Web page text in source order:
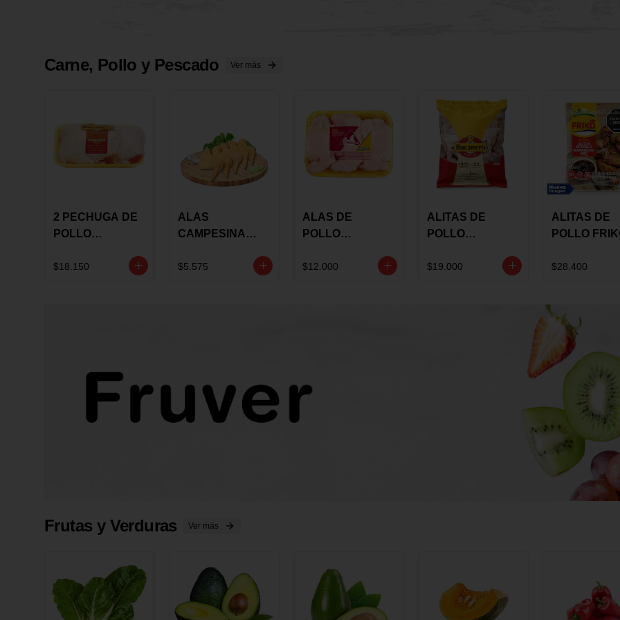
Carne, Pollo y Pescado Ver más
2 PECHUGA DE
POLLO
MARINADA X
$18.150
ALAS
CAMPESINA
COSTILLAR A
$5.575
ALAS DE
POLLO
MARINADAS X
$12.000
ALITAS DE
POLLO
MARINADAS X
$19.000
ALITAS DE
POLLO
BBQ X 900
$28.400
Frutas y Verduras Ver más